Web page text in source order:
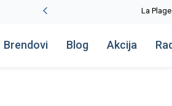
Brendovi Blog Akcija